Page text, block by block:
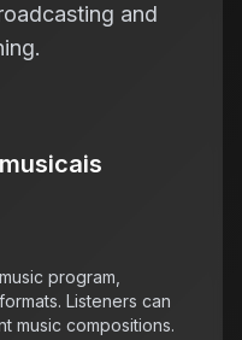
and
program,
Listeners can
music compositions.